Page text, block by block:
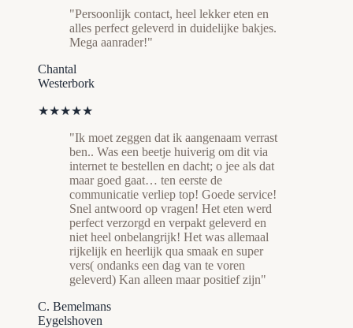
"Persoonlijk contact, heel lekker eten en
alles perfect geleverd in duidelijke bakjes.
Mega aanrader!"
Chantal
Westerbork
★★★★★
"Ik moet zeggen dat ik aangenaam verrast
ben.. Was een beetje huiverig om dit via
internet te bestellen en dacht; o jee als dat
maar goed gaat… ten eerste de
communicatie verliep top! Goede service!
Snel antwoord op vragen! Het eten werd
perfect verzorgd en verpakt geleverd en
niet heel onbelangrijk! Het was allemaal
rijkelijk en heerlijk qua smaak en super
vers( ondanks een dag van te voren
geleverd) Kan alleen maar positief zijn"
C. Bemelmans
Eygelshoven